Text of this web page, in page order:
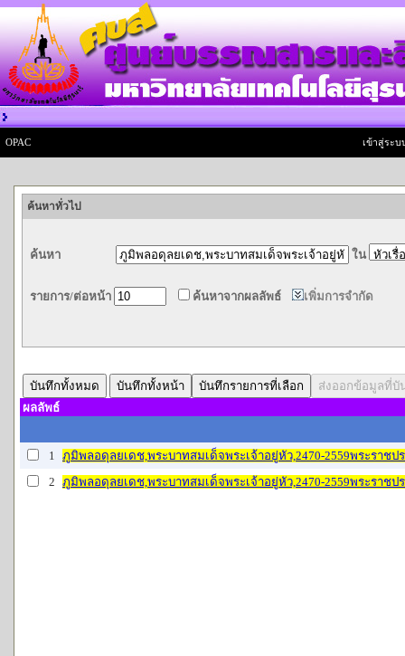
OPAC เข้าสู่ระบ
ค้นหาทั่วไป
ค้นหา ใน
รายการ/ต่อหน้า ค้นหาจากผลลัพธ์ เพิ่มการจำกัด
ผลลัพธ์
1 ภูมิพลอดุลยเดช,พระบาทสมเด็จพระเจ้าอยู่หัว,2470-2559พระราชป
2 ภูมิพลอดุลยเดช,พระบาทสมเด็จพระเจ้าอยู่หัว,2470-2559พระราชป